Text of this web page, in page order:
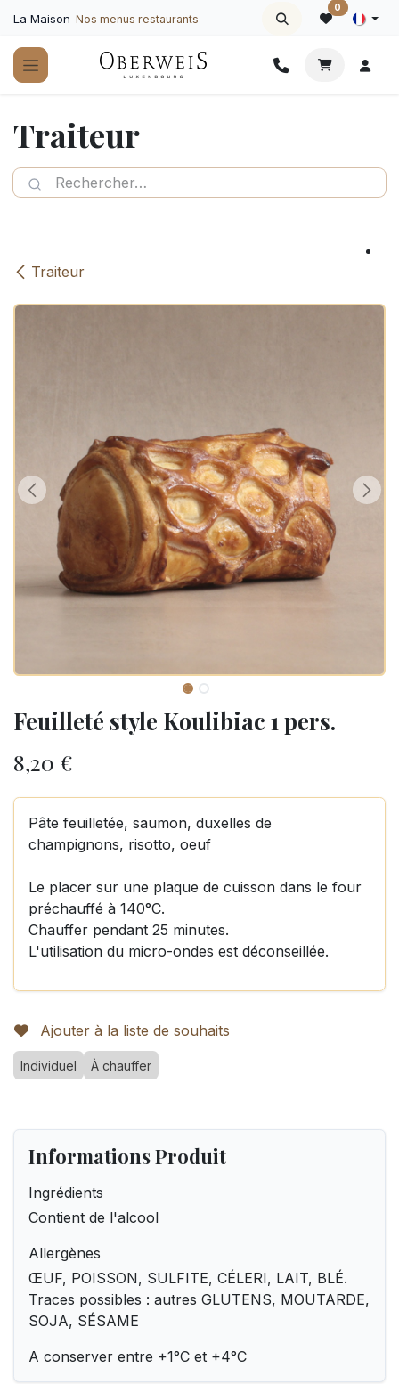
La Maison Nos menus restaurants
0
Traiteur
Traiteur
Feuilleté style Koulibiac 1 pers.
8,20 €
Pâte feuilletée, saumon, duxelles de
champignons, risotto, oeuf
Le placer sur une plaque de cuisson dans le four
préchauffé à 140°C.
Chauffer pendant 25 minutes.
L'utilisation du micro-ondes est déconseillée.
Ajouter à la liste de souhaits
Individuel À chauffer
Informations Produit
Ingrédients
Contient de l'alcool
Allergènes
ŒUF, POISSON, SULFITE, CÉLERI, LAIT, BLÉ.
Traces possibles : autres GLUTENS, MOUTARDE,
SOJA, SÉSAME
A conserver entre +1°C et +4°C